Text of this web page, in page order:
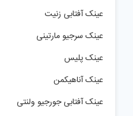
عینک آفتابی زنیت
عینک سرجیو مارتینی
عینک پلیس
عینک آناهیکمن
عینک آفتابی جورجیو ولنتی